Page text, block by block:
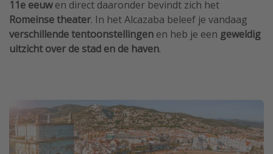
11e eeuwen direct daaronder bevindt zich het
Romeinse theater. In het Alcazaba beleef je vandaag
verschillende tentoonstellingen en heb je een geweldig
uitzicht over de stad en de haven.